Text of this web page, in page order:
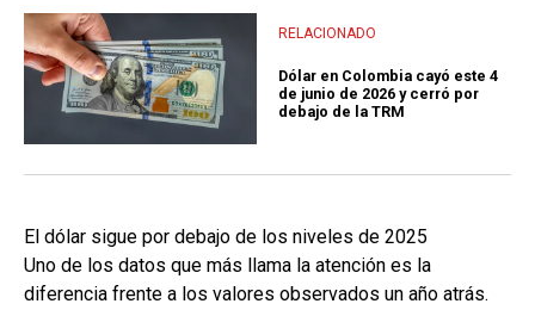
RELACIONADO
Dólar en Colombia cayó este 4
de junio de 2026 y cerró por
debajo de la TRM
El dólar sigue por debajo de los niveles de 2025
Uno de los datos que más llama la atención es la
diferencia frente a los valores observados un año atrás.